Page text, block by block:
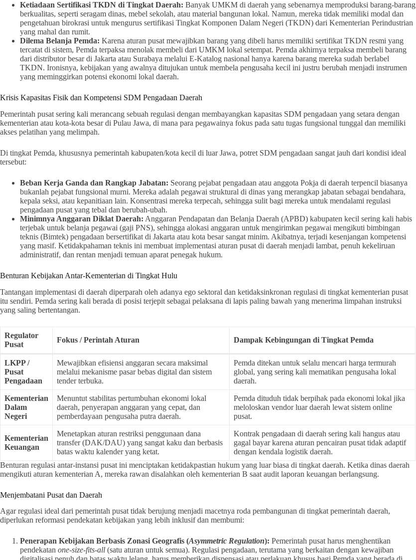
Ketiadaan Sertifikasi TKDN di Tingkat Daerah: Banyak UMKM di daerah yang sebenarnya memproduksi barang-barang
berkualitas, seperti seragam dinas, mebel sekolah, atau material bangunan lokal. Namun, mereka tidak memiliki modal dan
pengetahuan birokrasi untuk mengurus sertifikasi Tingkat Komponen Dalam Negeri (TKDN) dari Kementerian Perindustrian
yang mahal dan rumit.
Dilema Belanja Pemda: Karena aturan pusat mewajibkan barang yang dibeli harus memiliki sertifikat TKDN resmi yang
tercatat di sistem, Pemda terpaksa menolak membeli dari UMKM lokal setempat. Pemda akhirnya terpaksa membeli barang
dari distributor besar di Jakarta atau Surabaya melalui E-Katalog nasional hanya karena barang mereka sudah berlabel
TKDN. Ironisnya, kebijakan yang awalnya ditujukan untuk membela pengusaha kecil ini justru berubah menjadi instrumen
yang meminggirkan potensi ekonomi lokal daerah.
Krisis Kapasitas Fisik dan Kompetensi SDM Pengadaan Daerah
Pemerintah pusat sering kali merancang sebuah regulasi dengan membayangkan kapasitas SDM pengadaan yang setara dengan
kementerian atau kota-kota besar di Pulau Jawa, di mana para pegawainya fokus pada satu tugas fungsional tunggal dan memiliki
akses pelatihan yang melimpah.
Di tingkat Pemda, khususnya pemerintah kabupaten/kota kecil di luar Jawa, potret SDM pengadaan sangat jauh dari kondisi ideal
tersebut:
Beban Kerja Ganda dan Rangkap Jabatan: Seorang pejabat pengadaan atau anggota Pokja di daerah terpencil biasanya
bukanlah pejabat fungsional murni. Mereka adalah pegawai struktural di dinas yang merangkap jabatan sebagai bendahara,
kepala seksi, atau kepanitiaan lain. Konsentrasi mereka terpecah, sehingga sulit bagi mereka untuk mendalami regulasi
pengadaan pusat yang tebal dan berubah-ubah.
Minimnya Anggaran Diklat Daerah: Anggaran Pendapatan dan Belanja Daerah (APBD) kabupaten kecil sering kali habis
terjebak untuk belanja pegawai (gaji PNS), sehingga alokasi anggaran untuk mengirimkan pegawai mengikuti bimbingan
teknis (Bimtek) pengadaan bersertifikat di Jakarta atau kota besar sangat minim. Akibatnya, terjadi kesenjangan kompetensi
yang masif. Ketidakpahaman teknis ini membuat implementasi aturan pusat di daerah menjadi lambat, penuh kekeliruan
administratif, dan rentan menjadi temuan aparat penegak hukum.
Benturan Kebijakan Antar-Kementerian di Tingkat Hulu
Tantangan implementasi di daerah diperparah oleh adanya ego sektoral dan ketidaksinkronan regulasi di tingkat kementerian pusat
itu sendiri. Pemda sering kali berada di posisi terjepit sebagai pelaksana di lapis paling bawah yang menerima limpahan instruksi
yang saling bertentangan.
Regulator
Pusat
Fokus / Perintah Aturan Dampak Kebingungan di Tingkat Pemda
LKPP /
Pusat
Pengadaan
Mewajibkan efisiensi anggaran secara maksimal
melalui mekanisme pasar bebas digital dan sistem
tender terbuka.
Pemda ditekan untuk selalu mencari harga termurah
global, yang sering kali mematikan pengusaha lokal
daerah.
Kementerian
Dalam
Negeri
Menuntut stabilitas pertumbuhan ekonomi lokal
daerah, penyerapan anggaran yang cepat, dan
pemberdayaan pengusaha putra daerah.
Pemda dituduh tidak berpihak pada ekonomi lokal jika
meloloskan vendor luar daerah lewat sistem online
pusat.
Kementerian
Keuangan
Menetapkan aturan restriksi penggunaan dana
transfer (DAK/DAU) yang sangat kaku dan berbasis
batas waktu kalender yang ketat.
Kontrak pengadaan di daerah sering kali hangus atau
gagal bayar karena aturan pencairan pusat tidak adaptif
dengan kendala logistik daerah.
Benturan regulasi antar-instansi pusat ini menciptakan ketidakpastian hukum yang luar biasa di tingkat daerah. Ketika dinas daerah
mengikuti aturan kementerian A, mereka rawan disalahkan oleh kementerian B saat audit laporan keuangan berlangsung.
Menjembatani Pusat dan Daerah
Agar regulasi ideal dari pemerintah pusat tidak berujung menjadi macetnya roda pembangunan di tingkat pemerintah daerah,
diperlukan reformasi pendekatan kebijakan yang lebih inklusif dan membumi:
Penerapan Kebijakan Berbasis Zonasi Geografis (Asymmetric Regulation): Pemerintah pusat harus menghentikan
pendekatan one-size-fits-all (satu aturan untuk semua). Regulasi pengadaan, terutama yang berkaitan dengan kewajiban